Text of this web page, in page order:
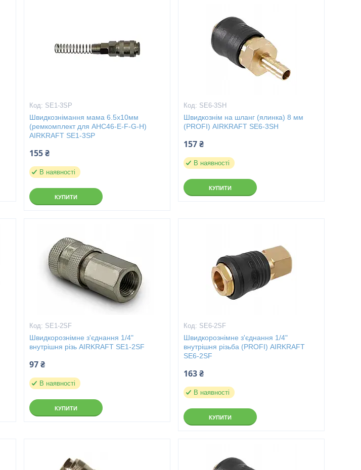
SE1-3SP
Швидкознімання мама 6.5х10мм
(ремкомплект для AHC46-E-F-G-H)
AIRKRAFT SE1-3SP
155 ₴
В наявності
КУПИТИ
SE6-3SH
Швидкознім на шланг (ялинка) 8 мм
(PROFI) AIRKRAFT SE6-3SH
157 ₴
В наявності
КУПИТИ
SE1-2SF
Швидкорознімне з'єднання 1/4"
внутрішня різь AIRKRAFT SE1-2SF
97 ₴
В наявності
КУПИТИ
SE6-2SF
Швидкорознімне з'єднання 1/4"
внутрішня різьба (PROFI) AIRKRAFT
SE6-2SF
163 ₴
В наявності
КУПИТИ